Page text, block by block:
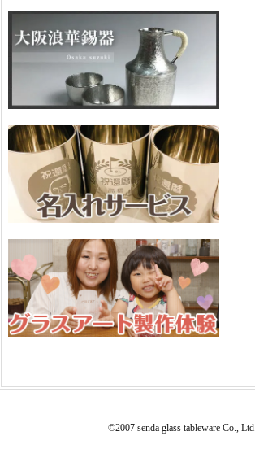
©2007 senda glass tableware Co., Ltd.